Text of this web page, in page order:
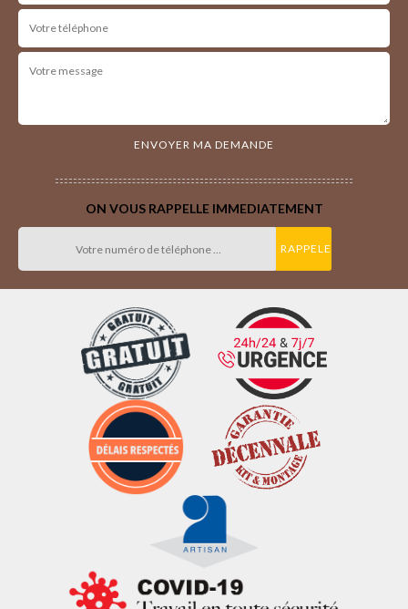
ON VOUS RAPPELLE IMMEDIATEMENT